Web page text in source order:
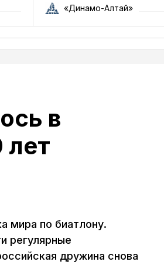
«Динамо-Алтай»
в
лет
мира по биатлону.
регулярные
дружина снова